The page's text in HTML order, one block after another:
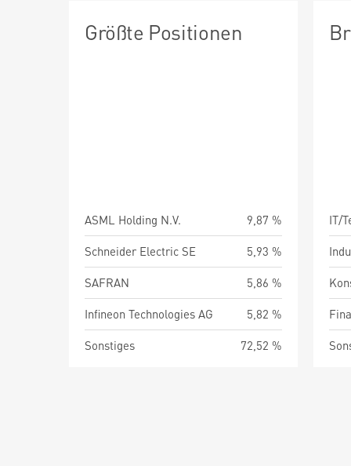
Größte Positionen
ASML Holding N.V.
9,87 %
Schneider Electric SE
5,93 %
SAFRAN
5,86 %
Infineon Technologies AG
5,82 %
Sonstiges
72,52 %
IT/